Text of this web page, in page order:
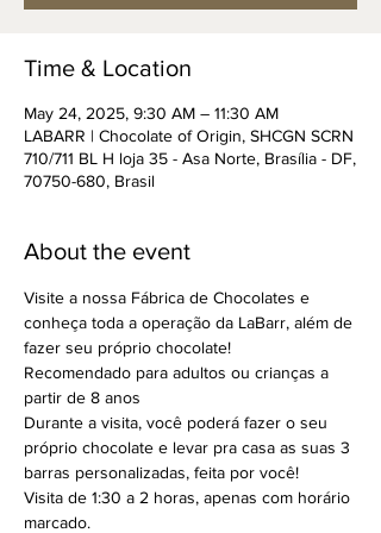
Time & Location
May 24, 2025, 9:30 AM – 11:30 AM
LABARR | Chocolate of Origin, SHCGN SCRN
710/711 BL H loja 35 - Asa Norte, Brasília - DF,
70750-680, Brasil
About the event
Visite a nossa Fábrica de Chocolates e
conheça toda a operação da LaBarr, além de
fazer seu próprio chocolate!
Recomendado para adultos ou crianças a
partir de 8 anos
Durante a visita, você poderá fazer o seu
próprio chocolate e levar pra casa as suas 3
barras personalizadas, feita por você!
Visita de 1:30 a 2 horas, apenas com horário
marcado.